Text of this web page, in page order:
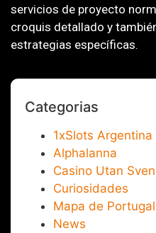
servicios de proyecto
croquis detallado y
estrategias específicas.
Categorias
1xSlots
Alphalanna
Casino Utan
Curiosidades
Mapa de Portugal
News